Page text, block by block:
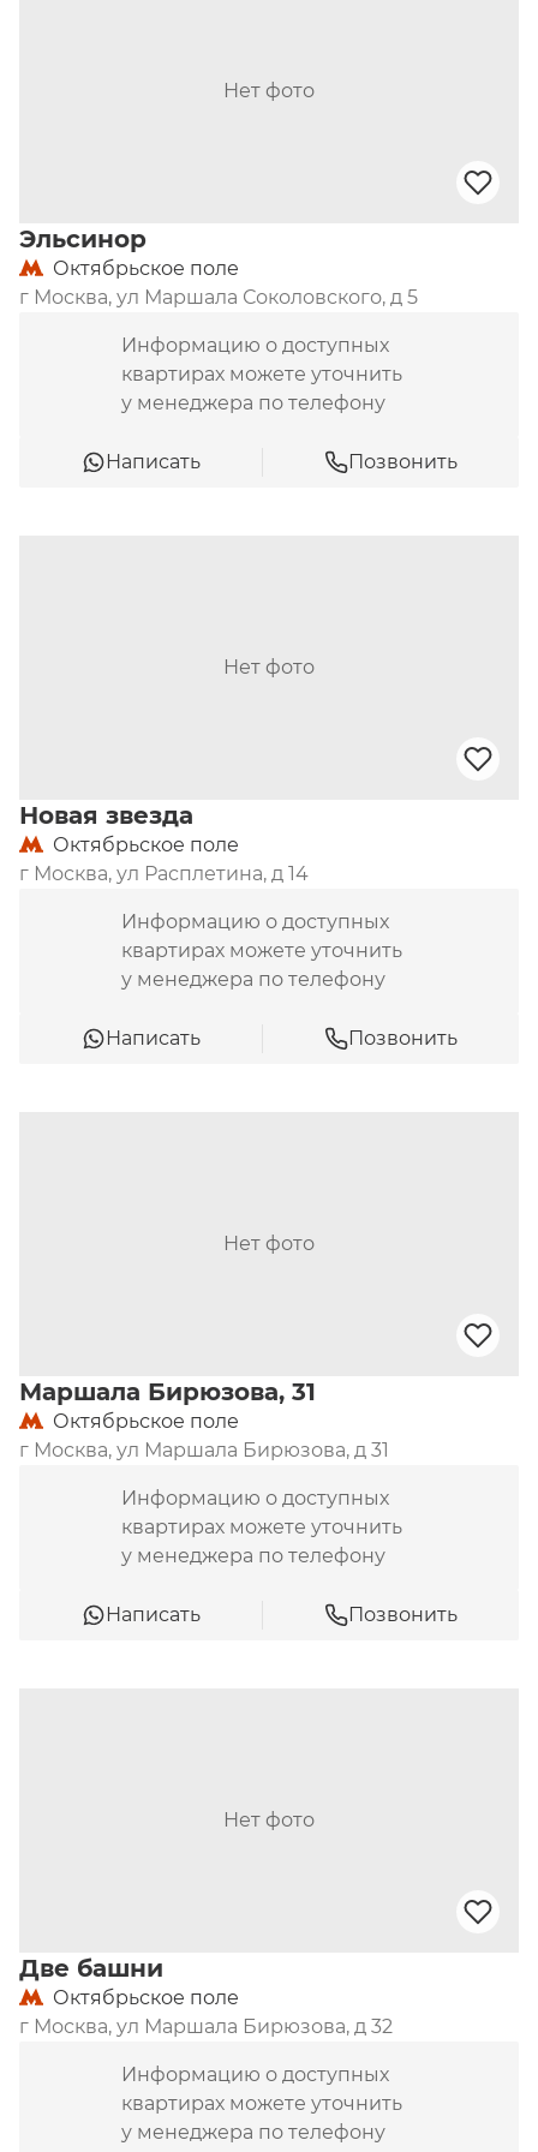
Дома находятся на границе Всехсвятской
центр «Пятая Авеню», супермаркет «Магнит», а
также «Макдоналдс».
Нет фото
Эльсинор
Октябрьское поле
г Москва, ул Маршала Соколовского, д 5
Информацию о доступных
квартирах можете уточнить
у менеджера по телефону
Написать Позвонить
Нет фото
Новая звезда
Октябрьское поле
г Москва, ул Расплетина, д 14
Информацию о доступных
квартирах можете уточнить
у менеджера по телефону
Написать Позвонить
Нет фото
Маршала Бирюзова, 31
Октябрьское поле
г Москва, ул Маршала Бирюзова, д 31
Информацию о доступных
квартирах можете уточнить
у менеджера по телефону
Написать Позвонить
Нет фото
Две башни
Октябрьское поле
г Москва, ул Маршала Бирюзова, д 32
Информацию о доступных
квартирах можете уточнить
у менеджера по телефону